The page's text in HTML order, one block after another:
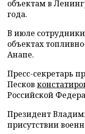
объектам в
года.
В июле
объектах
Анапе.
Пресс-секретарь
Песков
Российской
Президент
присутствии